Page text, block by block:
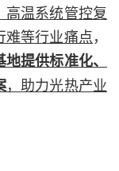
温系统管控复
难等行业痛点，
提供标准化、
，助力光热产业